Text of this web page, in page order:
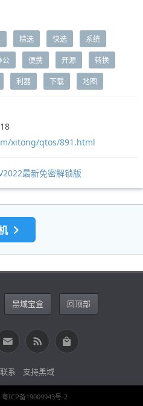
精选 快选 系统
公 便携 开源 转换
利器 下载 地图
xitong/qtos/891.html
最新免密解锁版
黑域宝盒 回顶部
联系 支持黑域
ICP备19009943号-2